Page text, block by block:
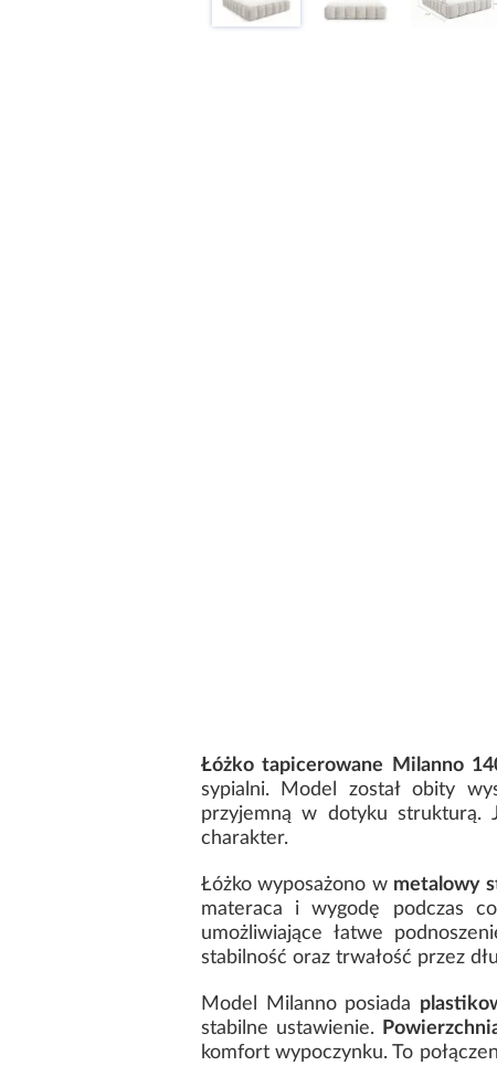
Łóżko tapicerowane Milanno
sypialni. Model został obity
przyjemną w dotyku strukturą.
charakter.
Łóżko wyposażono w metalowy
materaca i wygodę podczas
umożliwiające łatwe
stabilność oraz trwałość przez
Model Milanno posiada
stabilne ustawienie.
komfort wypoczynku. To